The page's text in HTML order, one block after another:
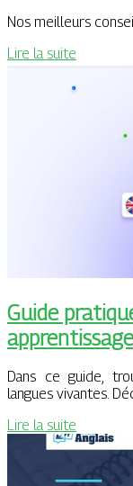
Nos meilleurs
Lire la suite
Guide
apprentissage
Dans ce guide,
langues vivantes.
Lire la suite